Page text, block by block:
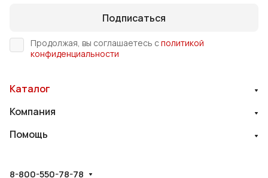
Подписаться
Продолжая, вы соглашаетесь сполитикой
конфиденциальности
Каталог
Компания
Помощь
8-800-550-78-78